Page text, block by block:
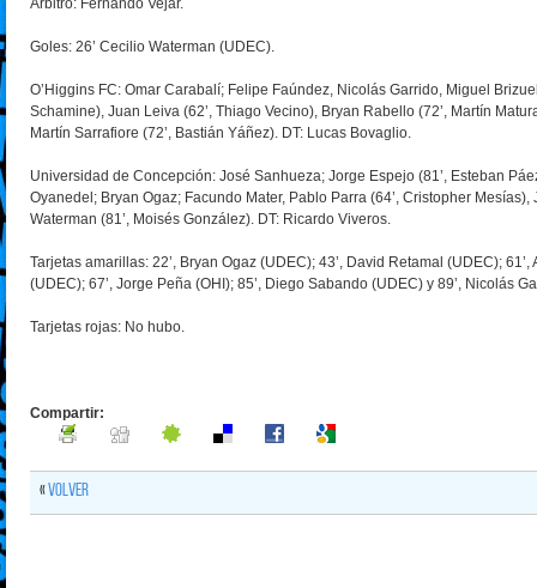
Árbitro: Fernando Vejar.
Goles: 26’ Cecilio Waterman (UDEC).
O’Higgins FC: Omar Carabalí; Felipe Faúndez, Nicolás Garrido, Miguel
Schamine), Juan Leiva (62’, Thiago Vecino), Bryan Rabello (72’, Martín
Martín Sarrafiore (72’, Bastián Yáñez). DT: Lucas Bovaglio.
Universidad de Concepción: José Sanhueza; Jorge Espejo (81’, Esteban
Oyanedel; Bryan Ogaz; Facundo Mater, Pablo Parra (64’, Cristopher
Waterman (81’, Moisés González). DT: Ricardo Viveros.
Tarjetas amarillas: 22’, Bryan Ogaz (UDEC); 43’, David Retamal (UDEC);
(UDEC); 67’, Jorge Peña (OHI); 85’, Diego Sabando (UDEC) y 89’, Nicolás
Tarjetas rojas: No hubo.
Compartir:
«Volver